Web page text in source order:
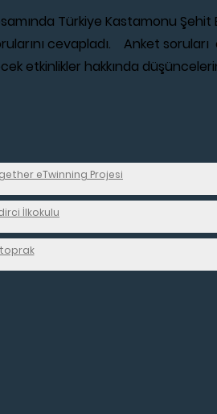
Türkiye Kastamonu
cevapladı. Anket
etkinlikler hakkında
eTwinning Projesi
İlkokulu